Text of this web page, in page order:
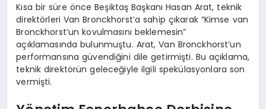
Kısa bir süre önce Beşiktaş Başkanı Hasan Arat, teknik
direktörleri Van Bronckhorst’a sahip çıkarak “Kimse van
Bronckhorst’un kovulmasını beklemesin”
açıklamasında bulunmuştu. Arat, Van Bronckhorst’un
performansına güvendiğini dile getirmişti. Bu açıklama,
teknik direktörün geleceğiyle ilgili spekülasyonlara son
vermişti.